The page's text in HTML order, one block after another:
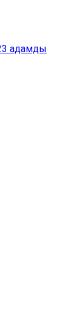
адамды